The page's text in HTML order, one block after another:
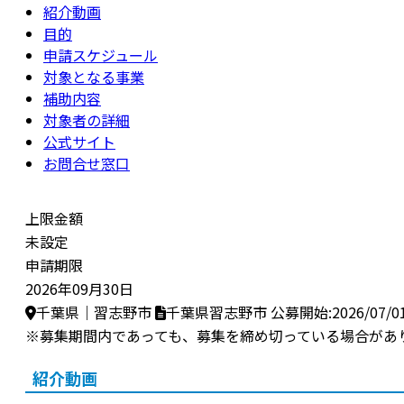
紹介動画
目的
申請スケジュール
対象となる事業
補助内容
対象者の詳細
公式サイト
お問合せ窓口
上限金額
未設定
申請期限
2026年09月30日
千葉県｜習志野市
千葉県習志野市 公募開始:2026/07/
※募集期間内であっても、募集を締め切っている場合があ
紹介動画